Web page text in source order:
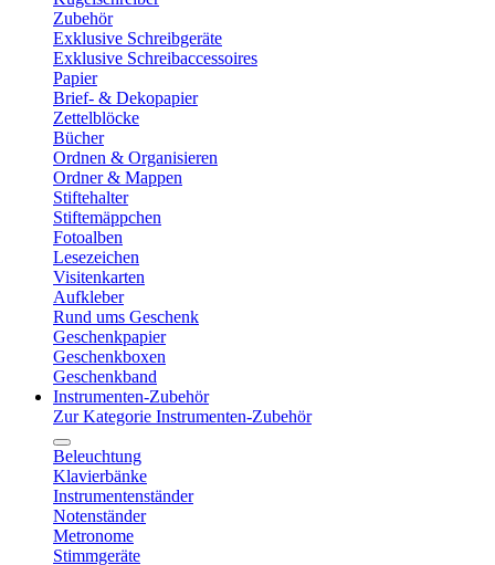
Zubehör
Exklusive Schreibgeräte
Exklusive Schreibaccessoires
Papier
Brief- & Dekopapier
Zettelblöcke
Bücher
Ordnen & Organisieren
Ordner & Mappen
Stiftehalter
Stiftemäppchen
Fotoalben
Lesezeichen
Visitenkarten
Aufkleber
Rund ums Geschenk
Geschenkpapier
Geschenkboxen
Geschenkband
Instrumenten-Zubehör
Zur Kategorie Instrumenten-Zubehör
Beleuchtung
Klavierbänke
Instrumentenständer
Notenständer
Metronome
Stimmgeräte